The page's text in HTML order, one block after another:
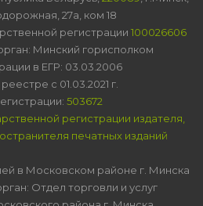
27а, ком 18
регистрации 100026606
Минский горисполком
в ЕГР: 03.03.2006
с 01.03.2021 г.
503672
регистрации издателя,
печатных изданий
в Московском районе г. Минска
Отдел торговли и услуг